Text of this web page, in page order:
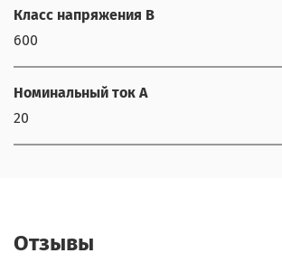
Класс напряжения В
600
Номинальный ток А
20
Отзывы